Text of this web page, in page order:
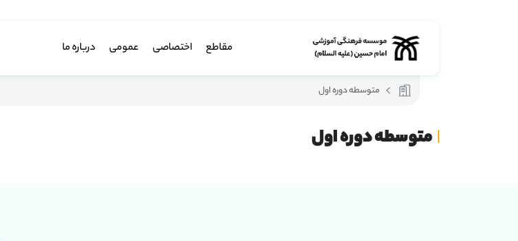
مقاطع اختصاصی عمومی درباره ما
متوسطه دوره اول
متوسطه دوره اول